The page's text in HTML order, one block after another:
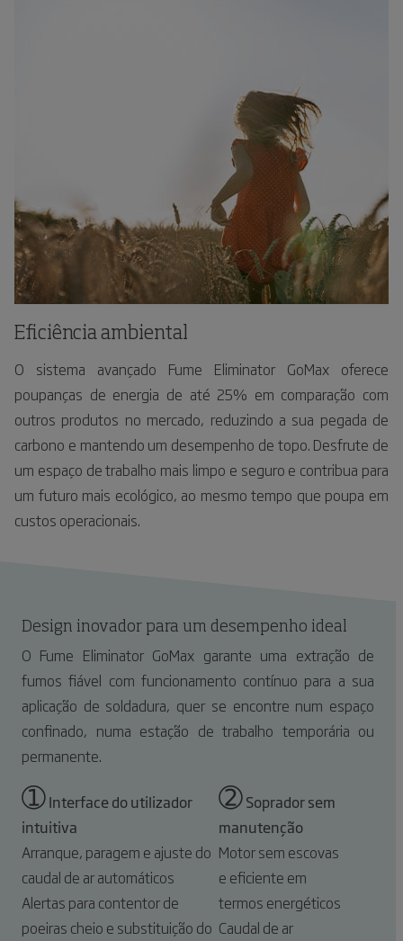
Eficiência ambiental
O sistema avançado Fume Eliminator GoMax oferece
poupanças de energia de até 25% em comparação com
outros produtos no mercado, reduzindo a sua pegada de
carbono e mantendo um desempenho de topo. Desfrute de
um espaço de trabalho mais limpo e seguro e contribua para
um futuro mais ecológico, ao mesmo tempo que poupa em
custos operacionais.
Design inovador para um desempenho ideal
O Fume Eliminator GoMax garante uma extração de
fumos fiável com funcionamento contínuo para a sua
aplicação de soldadura, quer se encontre num espaço
confinado, numa estação de trabalho temporária ou
permanente.
➀Interface do utilizador
intuitiva
Arranque, paragem e ajuste do
caudal de ar automáticos
Alertas para contentor de
poeiras cheio e substituição do
➁Soprador sem
manutenção
Motor sem escovas
e eficiente em
termos energéticos
Caudal de ar